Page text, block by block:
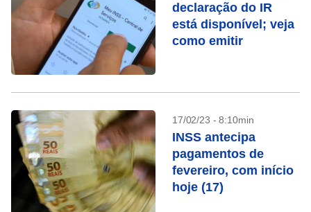
declaração do IR
está disponível; veja
como emitir
17/02/23 - 8:10min
INSS antecipa
pagamentos de
fevereiro, com início
hoje (17)